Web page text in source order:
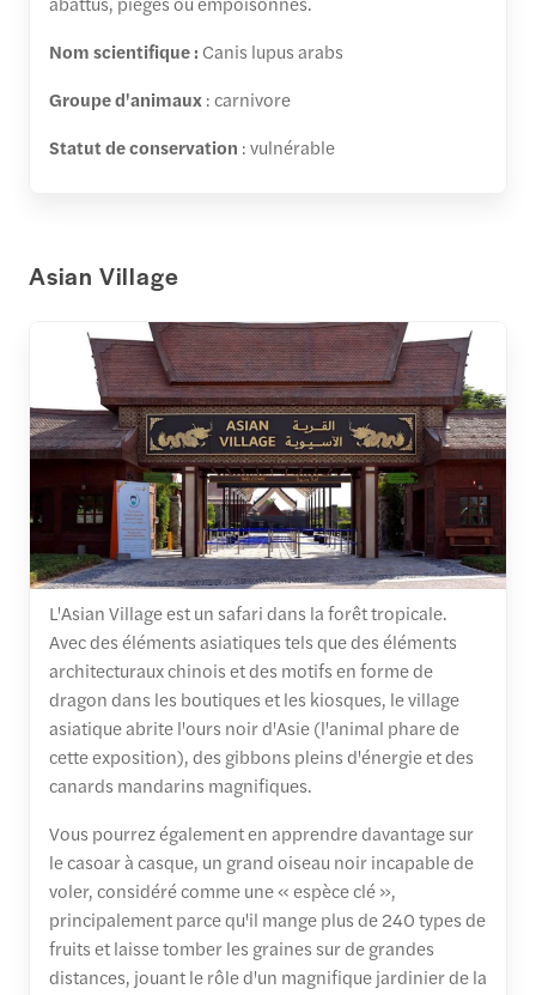
Nom scientifique : Canis lupus arabs
Groupe d'animaux: carnivore
Statut de conservation : vulnérable
Asian Village
L'Asian Village est un safari dans la forêt tropicale.
Avec des éléments asiatiques tels que des éléments
architecturaux chinois et des motifs en forme de
dragon dans les boutiques et les kiosques, le village
asiatique abrite l'ours noir d'Asie (l'animal phare de
cette exposition), des gibbons pleins d'énergie et des
canards mandarins magnifiques.
Vous pourrez également en apprendre davantage sur
le casoar à casque, un grand oiseau noir incapable de
voler, considéré comme une « espèce clé »,
principalement parce qu'il mange plus de 240 types de
fruits et laisse tomber les graines sur de grandes
distances, jouant le rôle d'un magnifique jardinier de la